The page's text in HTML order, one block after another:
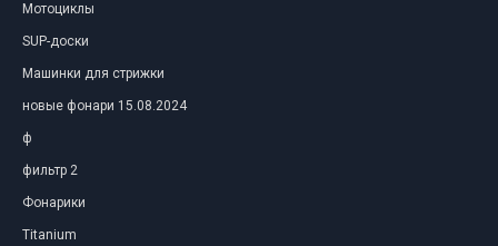
Мотоциклы
SUP-доски
Машинки для стрижки
новые фонари 15.08.2024
ф
фильтр 2
Фонарики
Titanium